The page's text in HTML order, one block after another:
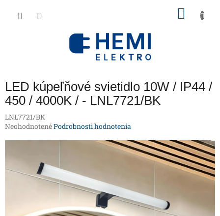
LED kúpeľňové svietidlo 10W / IP44 /
450 / 4000K / - LNL7721/BK
LNL7721/BK
Priemerné
z
NeohodnotenéPodrobnosti hodnotenia